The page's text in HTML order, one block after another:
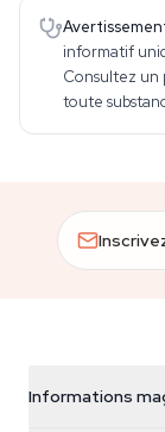
informatif
Consultez un
toute
Informations